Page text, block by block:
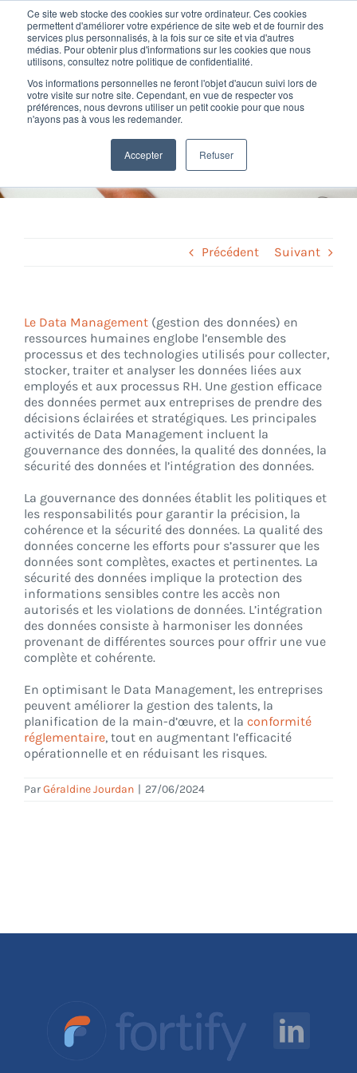
Ce site web stocke des cookies sur votre ordinateur. Ces cookies
permettent d'améliorer votre expérience de site web et de fournir des
services plus personnalisés, à la fois sur ce site et via d'autres
médias. Pour obtenir plus d'informations sur les cookies que nous
utilisons, consultez notre politique de confidentialité.
Vos informations personnelles ne feront l'objet d'aucun suivi lors de
votre visite sur notre site. Cependant, en vue de respecter vos
préférences, nous devrons utiliser un petit cookie pour que nous
n'ayons pas à vous les redemander.
Accepter Refuser
Passer
contenu
Nos offres
Formation
Nos clients
Fortify
Support
CONNEXION
Définition Data
Management
Précédent Suivant
Le Data Management (gestion des données) en
ressources humaines englobe l’ensemble des
processus et des technologies utilisés pour collecter,
stocker, traiter et analyser les données liées aux
employés et aux processus RH. Une gestion efficace
des données permet aux entreprises de prendre des
décisions éclairées et stratégiques. Les principales
activités de Data Management incluent la
gouvernance des données, la qualité des données, la
sécurité des données et l’intégration des données.
La gouvernance des données établit les politiques et
les responsabilités pour garantir la précision, la
cohérence et la sécurité des données. La qualité des
données concerne les efforts pour s’assurer que les
données sont complètes, exactes et pertinentes. La
sécurité des données implique la protection des
informations sensibles contre les accès non
autorisés et les violations de données. L’intégration
des données consiste à harmoniser les données
provenant de différentes sources pour offrir une vue
complète et cohérente.
En optimisant le Data Management, les entreprises
peuvent améliorer la gestion des talents, la
planification de la main-d’œuvre, et la conformité
réglementaire, tout en augmentant l’efficacité
opérationnelle et en réduisant les risques.
ParGéraldine Jourdan | 27/06/2024